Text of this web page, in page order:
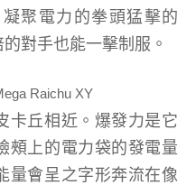
聚電力的拳頭猛擊的
對手也能一擊制服。
卡丘相近。爆發力是它
頰上的電力袋的發電量
量會呈之字形奔流在像